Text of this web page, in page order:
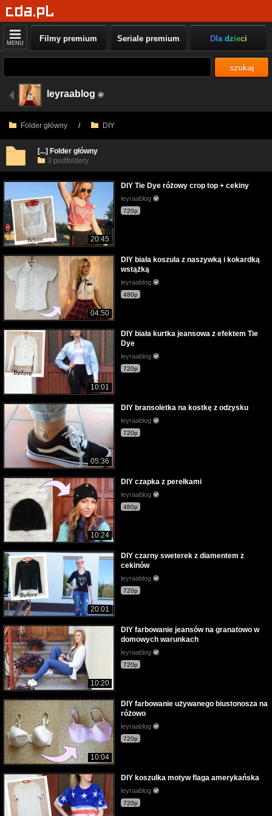
MENU Filmy premium Seriale premium Dla dzieci
szukaj
leyraablog
Folder główny / DIY
[...] Folder główny
3 podfoldery
20:45
DIY Tie Dye różowy crop top + cekiny
leyraablog
720p
04:50
DIY biała koszula z naszywką i kokardką
wstążką
leyraablog
480p
10:01
DIY biała kurtka jeansowa z efektem Tie
Dye
leyraablog
720p
05:36
DIY bransoletka na kostkę z odzysku
leyraablog
720p
10:24
DIY czapka z perełkami
leyraablog
480p
20:01
DIY czarny sweterek z diamentem z
cekinów
leyraablog
720p
10:20
DIY farbowanie jeansów na granatowo w
domowych warunkach
leyraablog
720p
10:04
DIY farbowanie używanego biustonosza na
różowo
leyraablog
720p
DIY koszulka motyw flaga amerykańska
leyraablog
720p